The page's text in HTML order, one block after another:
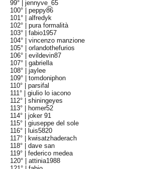
99° |jennyve_65
100° |peppy86
101° |alfredyk
102° |pura formalità
103° |fabio1957
104° |vincenzo manzione
105° |orlandothefurios
106° |evildevin87
107° |gabriella
108° |jaylee
109° |tomdoniphon
110° |parsifal
111° |giulio lo iacono
112° |shiningeyes
113° |
homer52
114° |joker 91
115° |giuseppe del sole
116° |
luis5820
117° |
kwisatzhaderach
118° |dave san
119° |federico medea
120° |attinia1988